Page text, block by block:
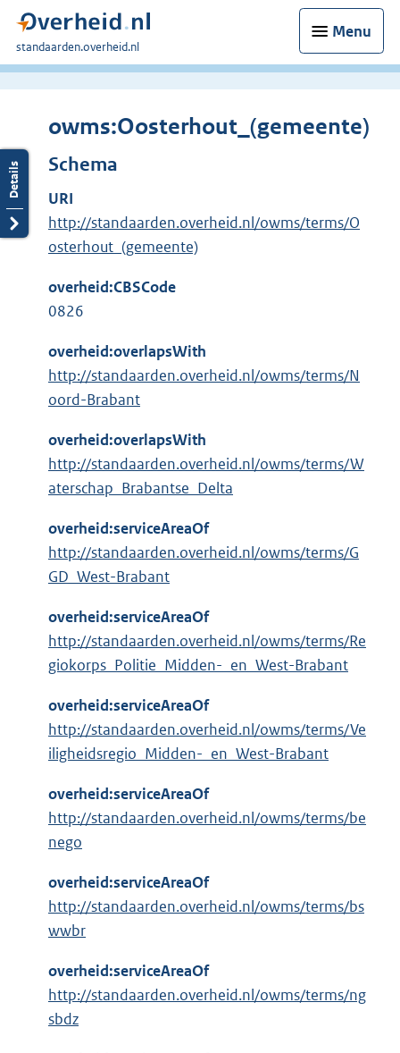
Menu
U
bent
standaarden.overheid.nl
owms:Oosterhout_(gemeente)
Schema
URI
http://standaarden.overheid.nl/owms/terms/O
osterhout_(gemeente)
overheid:CBSCode
0826
overheid:overlapsWith
http://standaarden.overheid.nl/owms/terms/N
oord-Brabant
overheid:overlapsWith
http://standaarden.overheid.nl/owms/terms/W
aterschap_Brabantse_Delta
overheid:serviceAreaOf
http://standaarden.overheid.nl/owms/terms/G
GD_West-Brabant
overheid:serviceAreaOf
http://standaarden.overheid.nl/owms/terms/Re
giokorps_Politie_Midden-_en_West-Brabant
overheid:serviceAreaOf
http://standaarden.overheid.nl/owms/terms/Ve
iligheidsregio_Midden-_en_West-Brabant
overheid:serviceAreaOf
http://standaarden.overheid.nl/owms/terms/be
nego
overheid:serviceAreaOf
http://standaarden.overheid.nl/owms/terms/bs
wwbr
overheid:serviceAreaOf
http://standaarden.overheid.nl/owms/terms/ng
sbdz